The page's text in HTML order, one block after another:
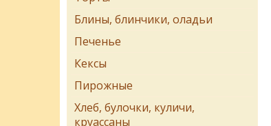
Блины, блинчики, оладьи
Печенье
Кексы
Пирожные
Хлеб, булочки, куличи,
круассаны